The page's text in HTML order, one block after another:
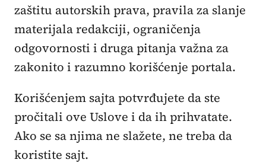
zaštitu autorskih prava, pravila za slanje
materijala redakciji, ograničenja
odgovornosti i druga pitanja važna za
zakonito i razumno korišćenje portala.
Korišćenjem sajta potvrđujete da ste
pročitali ove Uslove i da ih prihvatate.
Ako se sa njima ne slažete, ne treba da
koristite sajt.